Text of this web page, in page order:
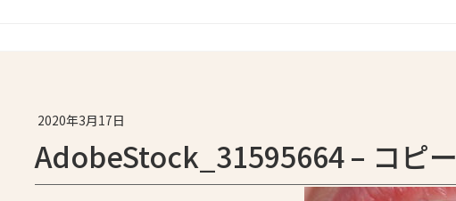
2020年3月17日
AdobeStock_31595664 – コピー